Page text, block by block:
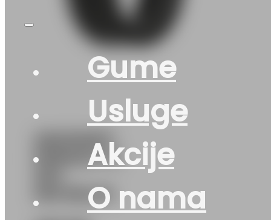
Gume
Usluge
Akcije
O nama
205/50R17
PRIMACY-5
MICHELIN